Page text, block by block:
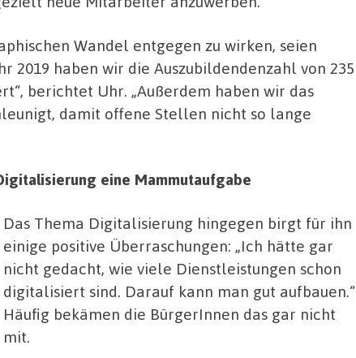
Wandel entgegen zu wirken, seien
2019 haben wir die Auszubildendenzahl von 235
berichtet Uhr. „Außerdem haben wir das
damit offene Stellen nicht so lange
eine Mammutaufgabe
Das Thema Digitalisierung hingegen birgt für ihn
einige positive Überraschungen: „Ich hätte gar
nicht gedacht, wie viele Dienstleistungen schon
digitalisiert sind. Darauf kann man gut aufbauen.“
Häufig bekämen die BürgerInnen das gar nicht
mit.